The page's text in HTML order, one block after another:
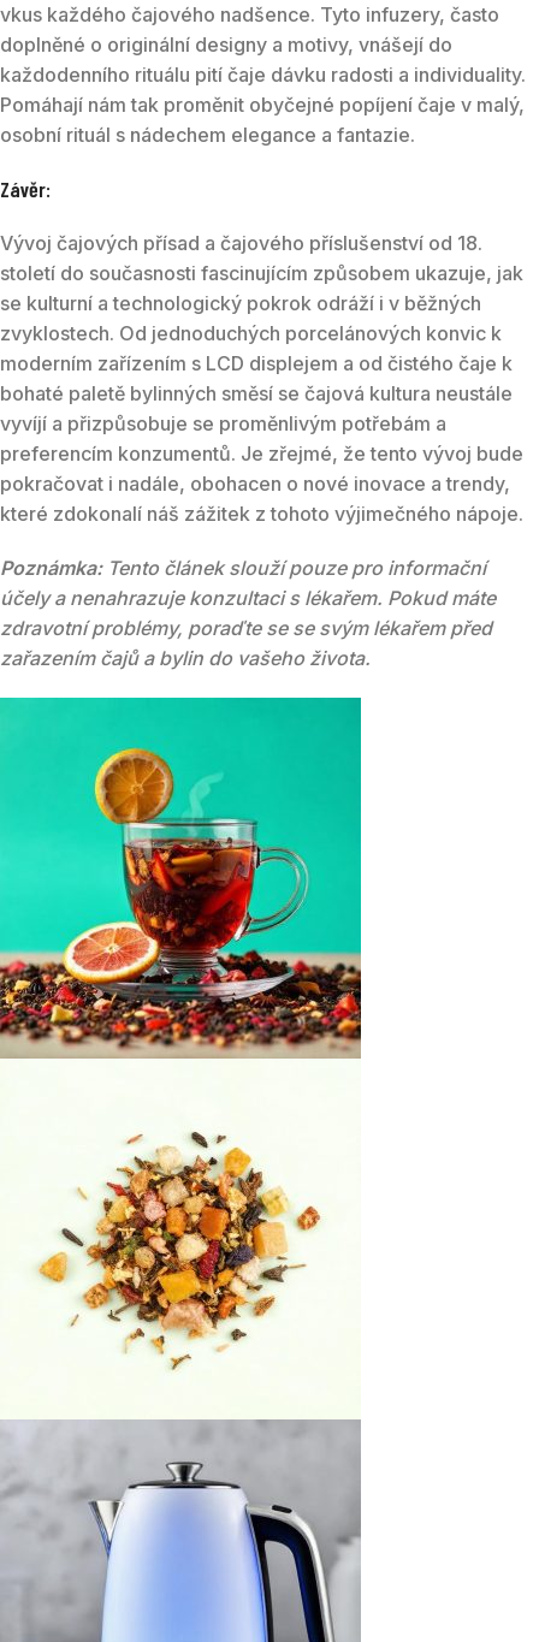
vkus každého čajového nadšence. Tyto infuzery, často
doplněné o originální designy a motivy, vnášejí do
každodenního rituálu pití čaje dávku radosti a individuality.
Pomáhají nám tak proměnit obyčejné popíjení čaje v malý,
osobní rituál s nádechem elegance a fantazie.
Závěr:
Vývoj čajových přísad a čajového příslušenství od 18.
století do současnosti fascinujícím způsobem ukazuje, jak
se kulturní a technologický pokrok odráží i v běžných
zvyklostech. Od jednoduchých porcelánových konvic k
moderním zařízením s LCD displejem a od čistého čaje k
bohaté paletě bylinných směsí se čajová kultura neustále
vyvíjí a přizpůsobuje se proměnlivým potřebám a
preferencím konzumentů. Je zřejmé, že tento vývoj bude
pokračovat i nadále, obohacen o nové inovace a trendy,
které zdokonalí náš zážitek z tohoto výjimečného nápoje.
Poznámka:Tento článek slouží pouze pro informační
účely a nenahrazuje konzultaci s lékařem. Pokud máte
zdravotní problémy, poraďte se se svým lékařem před
zařazením čajů a bylin do vašeho života.